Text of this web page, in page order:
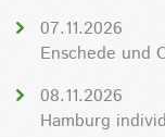
07.11.2026
Enschede und
08.11.2026
Hamburg